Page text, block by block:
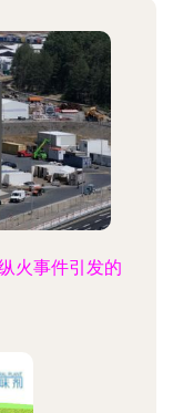
火事件引发的